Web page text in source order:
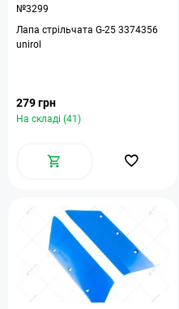
№3299
Лапа стрільчата G-25 3374356
unirol
279 грн
На складі (41)